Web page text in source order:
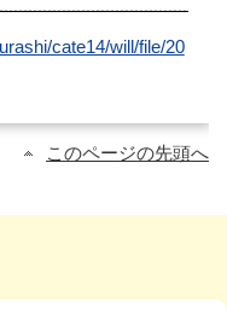
cate14/will/file/20
このページの先頭へ